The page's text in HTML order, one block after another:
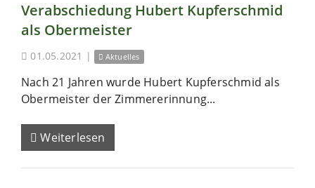
Verabschiedung Hubert Kupferschmid
als Obermeister
01.05.2021 | Aktuelles
Nach 21 Jahren wurde Hubert Kupferschmid als
Obermeister der Zimmererinnung...
Weiterlesen